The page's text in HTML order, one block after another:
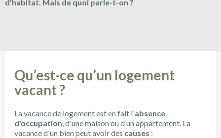
d’habitat. Mais de quoi parle-t-on ?
Qu’est-ce qu’un logement
vacant ?
La vacance de logement est en fait l'absence
d'occupation , d'une maison ou d’un appartement. La
vacance d'un bien peut avoir des causes :